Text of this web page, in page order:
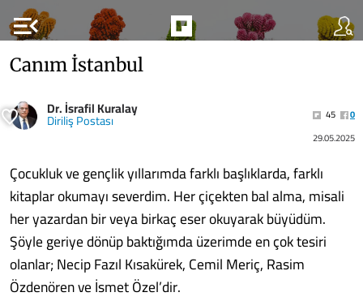
menu_open
Canım İstanbul
Dr. İsrafil Kuralay
Diriliş Postası 45
0
29.05.2025
Çocukluk ve gençlik yıllarımda farklı başlıklarda, farklı
kitaplar okumayı severdim. Her çiçekten bal alma, misali
her yazardan bir veya birkaç eser okuyarak büyüdüm.
Şöyle geriye dönüp baktığımda üzerimde en çok tesiri
olanlar; Necip Fazıl Kısakürek, Cemil Meriç, Rasim
Özdenören ve İsmet Özel’dir.